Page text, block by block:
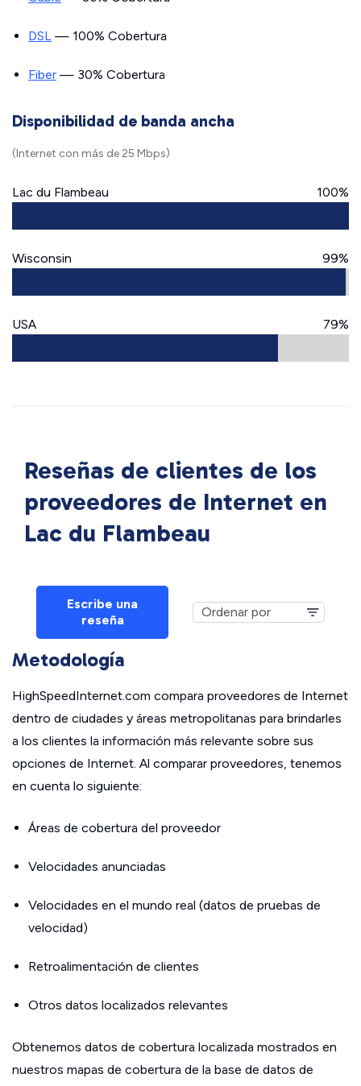
DSL — 100% Cobertura
Fiber — 30% Cobertura
Disponibilidad de banda ancha
(Internet con más de 25 Mbps)
Lac du Flambeau 100%
Wisconsin 99%
USA 79%
Reseñas de clientes de los
proveedores de Internet en
Lac du Flambeau
Escribe una
reseña
Metodología
HighSpeedInternet.com compara proveedores de Internet
dentro de ciudades y áreas metropolitanas para brindarles
a los clientes la información más relevante sobre sus
opciones de Internet. Al comparar proveedores, tenemos
en cuenta lo siguiente:
Áreas de cobertura del proveedor
Velocidades anunciadas
Velocidades en el mundo real (datos de pruebas de
velocidad)
Retroalimentación de clientes
Otros datos localizados relevantes
Obtenemos datos de cobertura localizada mostrados en
nuestros mapas de cobertura de la base de datos de